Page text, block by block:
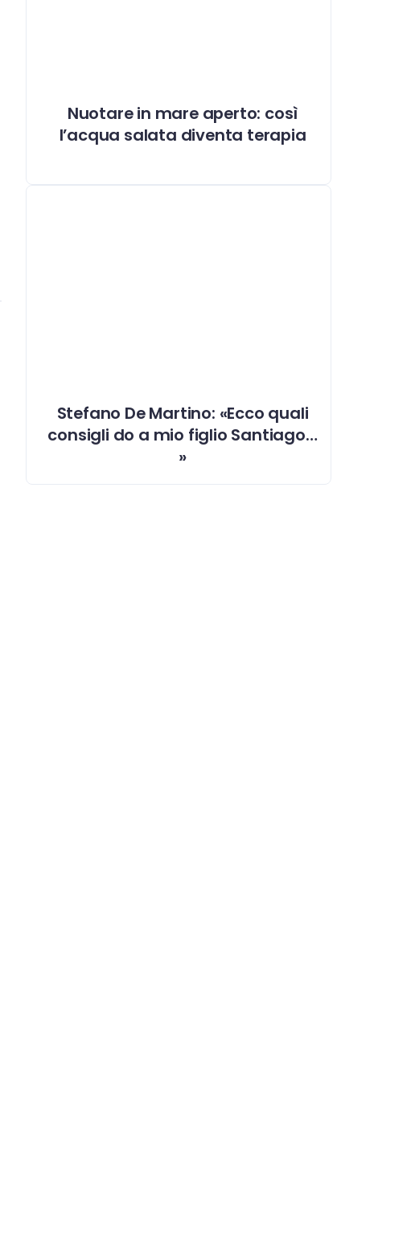
Nuotare in mare aperto: così
l’acqua salata diventa terapia
Stefano De Martino: «Ecco quali
consigli do a mio figlio Santiago…
»